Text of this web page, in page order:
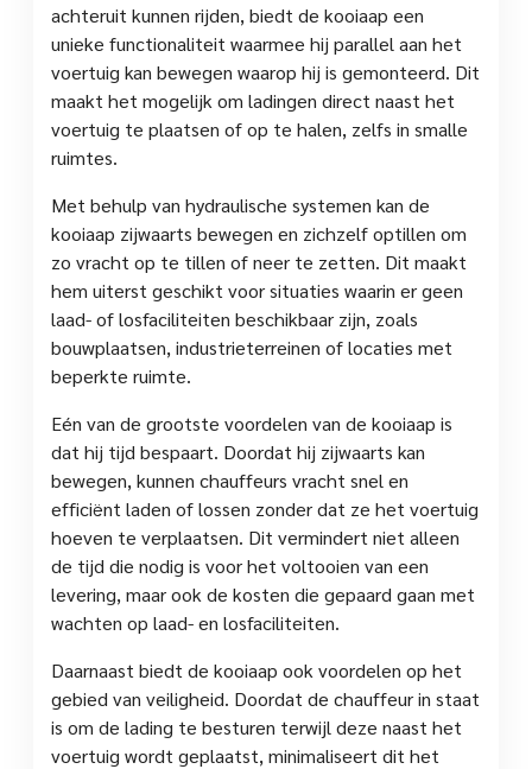
achteruit kunnen rijden, biedt de kooiaap een
unieke functionaliteit waarmee hij parallel aan het
voertuig kan bewegen waarop hij is gemonteerd. Dit
maakt het mogelijk om ladingen direct naast het
voertuig te plaatsen of op te halen, zelfs in smalle
ruimtes.
Met behulp van hydraulische systemen kan de
kooiaap zijwaarts bewegen en zichzelf optillen om
zo vracht op te tillen of neer te zetten. Dit maakt
hem uiterst geschikt voor situaties waarin er geen
laad- of losfaciliteiten beschikbaar zijn, zoals
bouwplaatsen, industrieterreinen of locaties met
beperkte ruimte.
Eén van de grootste voordelen van de kooiaap is
dat hij tijd bespaart. Doordat hij zijwaarts kan
bewegen, kunnen chauffeurs vracht snel en
efficiënt laden of lossen zonder dat ze het voertuig
hoeven te verplaatsen. Dit vermindert niet alleen
de tijd die nodig is voor het voltooien van een
levering, maar ook de kosten die gepaard gaan met
wachten op laad- en losfaciliteiten.
Daarnaast biedt de kooiaap ook voordelen op het
gebied van veiligheid. Doordat de chauffeur in staat
is om de lading te besturen terwijl deze naast het
voertuig wordt geplaatst, minimaliseert dit het